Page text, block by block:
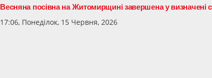
Весняна посівна на Житомирщині завершена у визначені
17:06, Понеділок, 15 Червня, 2026